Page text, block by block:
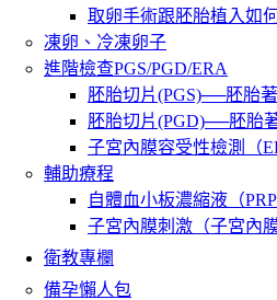
取卵手術跟胚胎植入如
凍卵、冷凍卵子
進階檢查PGS/PGD/ERA
胚胎切片(PGS)──胚胎
胚胎切片(PGD)──胚胎
子宮內膜容受性檢測（
輔助療程
自體血小板濃縮液（PRP
子宮內膜刺激（子宮內
衛教專欄
備孕懶人包